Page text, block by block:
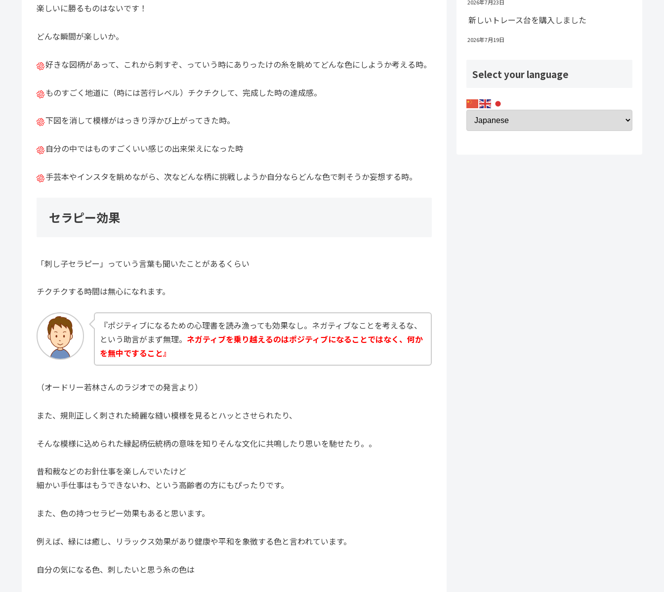
楽しいに勝るものはないです！
どんな瞬間が楽しいか。
好きな図柄があって、これから刺すぞ、っていう時にありったけの糸を眺めてどんな色にしようか考える時。
ものすごく地道に（時には苦行レベル）チクチクして、完成した時の達成感。
下図を消して模様がはっきり浮かび上がってきた時。
自分の中ではものすごくいい感じの出来栄えになった時
手芸本やインスタを眺めながら、次などんな柄に挑戦しようか自分ならどんな色で刺そうか妄想する時。
セラピー効果
「刺し子セラピー」っていう言葉も聞いたことがあるくらい
チクチクする時間は無心になれます。
『ポジティブになるための心理書を読み漁っても効果なし。ネガティブなことを考えるな、
という助言がまず無理。 ネガティブを乗り越えるのはポジティブになることではなく、何か
を無中ですること』
（オードリー若林さんのラジオでの発言より）
また、規則正しく刺された綺麗な縫い模様を見るとハッとさせられたり、
そんな模様に込められた縁起柄伝統柄の意味を知りそんな文化に共鳴したり思いを馳せたり。。
昔和裁などのお針仕事を楽しんでいたけど
細かい手仕事はもうできないわ、という高齢者の方にもぴったりです。
また、色の持つセラピー効果もあると思います。
例えば、緑には癒し、リラックス効果があり健康や平和を象徴する色と言われています。
自分の気になる色、刺したいと思う糸の色は
2026年7月23日
新しいトレース台を購入しました
2026年7月19日
Select your language